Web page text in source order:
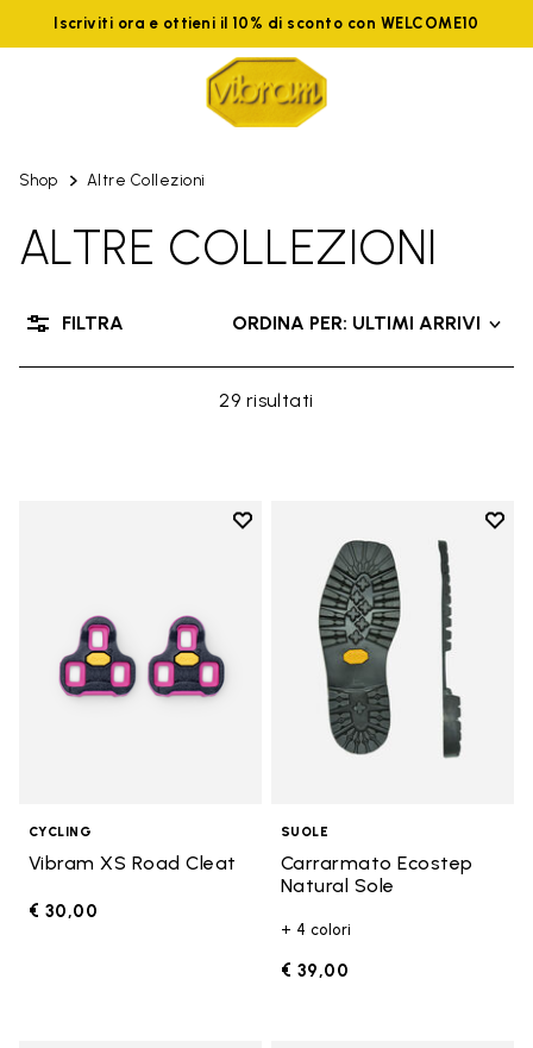
Iscriviti ora e ottieni il 10% di sconto con WELCOME10
Shop Altre Collezioni
ALTRE COLLEZIONI
29 risultati
ORDINA PER: ULTIMI ARRIVI
FILTRA
Add to wishlist
Add to wishlist Vibram XS Road
CYCLING
Vibram XS Road Cleat
€ 30,00
Add
SUOLE
Carrarmato Ecostep
Natural Sole
+ 4 colori
€ 39,00